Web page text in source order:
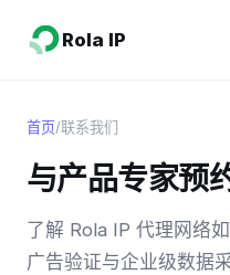
Rola IP
首页/联系我们
与产品专家预
了解 Rola IP 代理网络
广告验证与企业级数据